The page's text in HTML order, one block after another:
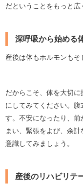
だということをもっと広
深呼吸から始める
産後は体もホルモンもそ
だからこそ、体を大切
にしてみてください。
す。不安になったり、
まい、緊張をよび、余
意識してみましょう。
産後のリハビリテ